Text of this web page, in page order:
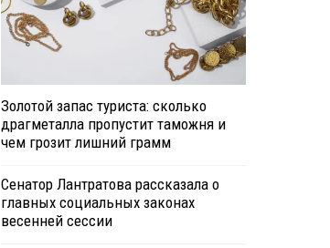
Золотой запас туриста: сколько
драгметалла пропустит таможня и
чем грозит лишний грамм
Сенатор Лантратова рассказала о
главных социальных законах
весенней сессии